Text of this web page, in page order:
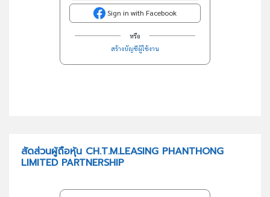
Sign in with Facebook
หรือ
สร้างบัญชีผู้ใช้งาน
สัดส่วนผู้ถือหุ้น CH.T.M.LEASING PHANTHONG
LIMITED PARTNERSHIP